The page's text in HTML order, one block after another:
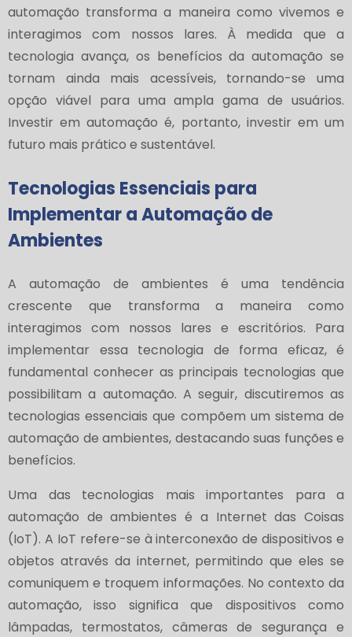
automação transforma a maneira como vivemos e
interagimos com nossos lares. À medida que a
tecnologia avança, os benefícios da automação se
tornam ainda mais acessíveis, tornando-se uma
opção viável para uma ampla gama de usuários.
Investir em automação é, portanto, investir em um
futuro mais prático e sustentável.
Tecnologias Essenciais para
Implementar a Automação de
Ambientes
A automação de ambientes é uma tendência
crescente que transforma a maneira como
interagimos com nossos lares e escritórios. Para
implementar essa tecnologia de forma eficaz, é
fundamental conhecer as principais tecnologias que
possibilitam a automação. A seguir, discutiremos as
tecnologias essenciais que compõem um sistema de
automação de ambientes, destacando suas funções e
benefícios.
Uma das tecnologias mais importantes para a
automação de ambientes é a Internet das Coisas
(IoT). A IoT refere-se à interconexão de dispositivos e
objetos através da internet, permitindo que eles se
comuniquem e troquem informações. No contexto da
automação, isso significa que dispositivos como
lâmpadas, termostatos, câmeras de segurança e